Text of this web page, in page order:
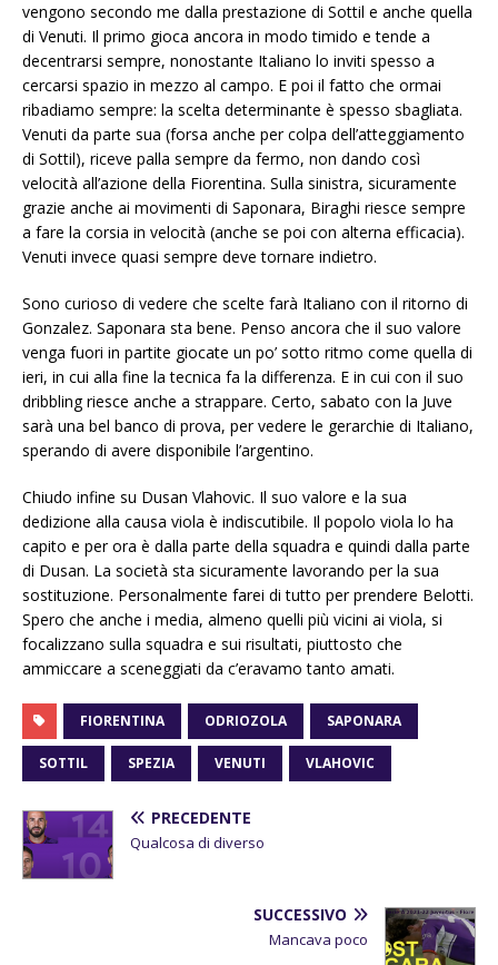
vengono secondo me dalla prestazione di Sottil e anche quella
di Venuti. Il primo gioca ancora in modo timido e tende a
decentrarsi sempre, nonostante Italiano lo inviti spesso a
cercarsi spazio in mezzo al campo. E poi il fatto che ormai
ribadiamo sempre: la scelta determinante è spesso sbagliata.
Venuti da parte sua (forsa anche per colpa dell’atteggiamento
di Sottil), riceve palla sempre da fermo, non dando così
velocità all’azione della Fiorentina. Sulla sinistra, sicuramente
grazie anche ai movimenti di Saponara, Biraghi riesce sempre
a fare la corsia in velocità (anche se poi con alterna efficacia).
Venuti invece quasi sempre deve tornare indietro.
Sono curioso di vedere che scelte farà Italiano con il ritorno di
Gonzalez. Saponara sta bene. Penso ancora che il suo valore
venga fuori in partite giocate un po’ sotto ritmo come quella di
ieri, in cui alla fine la tecnica fa la differenza. E in cui con il suo
dribbling riesce anche a strappare. Certo, sabato con la Juve
sarà una bel banco di prova, per vedere le gerarchie di Italiano,
sperando di avere disponibile l’argentino.
Chiudo infine su Dusan Vlahovic. Il suo valore e la sua
dedizione alla causa viola è indiscutibile. Il popolo viola lo ha
capito e per ora è dalla parte della squadra e quindi dalla parte
di Dusan. La società sta sicuramente lavorando per la sua
sostituzione. Personalmente farei di tutto per prendere Belotti.
Spero che anche i media, almeno quelli più vicini ai viola, si
focalizzano sulla squadra e sui risultati, piuttosto che
ammiccare a sceneggiati da c’eravamo tanto amati.
FIORENTINA ODRIOZOLA SAPONARA
SOTTIL SPEZIA VENUTI VLAHOVIC
PRECEDENTE
Qualcosa di diverso
SUCCESSIVO
Mancava poco